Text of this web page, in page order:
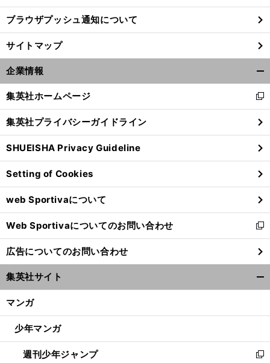
ブラウザプッシュ通知について
サイトマップ
企業情報
閉
る
集英社ホームページ
新
し
い
ウ
ィ
ン
ド
ウ
で
開
く
集英社プライバシーガイドライン
SHUEISHA Privacy Guideline
Setting of Cookies
web Sportivaについて
Web Sportivaについてのお問い合わせ
新
し
い
ウ
ィ
ン
ウ
開
く
広告についてのお問い合わせ
集英社サイト
マンガ
少年マンガ
週刊少年ジャンプ
新